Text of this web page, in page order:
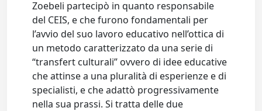
Zoebeli partecipò in quanto responsabile
del CEIS, e che furono fondamentali per
l’avvio del suo lavoro educativo nell’ottica di
un metodo caratterizzato da una serie di
“transfert culturali” ovvero di idee educative
che attinse a una pluralità di esperienze e di
specialisti, e che adattò progressivamente
nella sua prassi. Si tratta delle due